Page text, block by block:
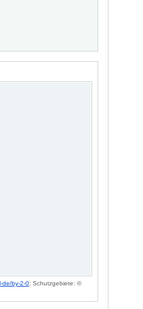
de/by-2-0; Schutzgebiete: ©